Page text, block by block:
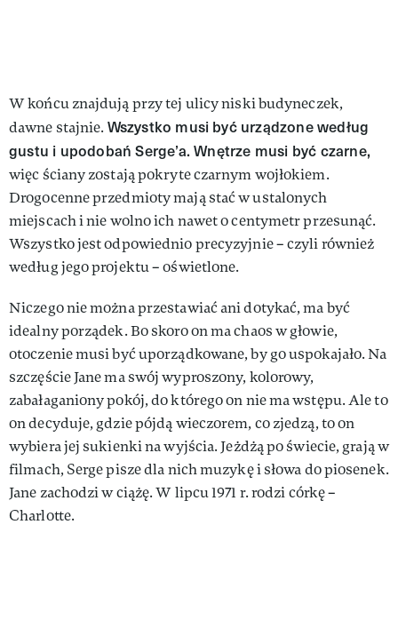
W końcu znajdują przy tej ulicy niski budyneczek,
dawne stajnie. Wszystko musi być urządzone według
gustu i upodobań Serge’a. Wnętrze musi być czarne,
więc ściany zostają pokryte czarnym wojłokiem.
Drogocenne przedmioty mają stać w ustalonych
miejscach i nie wolno ich nawet o centymetr przesunąć.
Wszystko jest odpowiednio precyzyjnie – czyli również
według jego projektu – oświetlone.
Niczego nie można przestawiać ani dotykać, ma być
idealny porządek. Bo skoro on ma chaos w głowie,
otoczenie musi być uporządkowane, by go uspokajało. Na
szczęście Jane ma swój wyproszony, kolorowy,
zabałaganiony pokój, do którego on nie ma wstępu. Ale to
on decyduje, gdzie pójdą wieczorem, co zjedzą, to on
wybiera jej sukienki na wyjścia. Jeżdżą po świecie, grają w
filmach, Serge pisze dla nich muzykę i słowa do piosenek.
Jane zachodzi w ciążę. W lipcu 1971 r. rodzi córkę –
Charlotte.